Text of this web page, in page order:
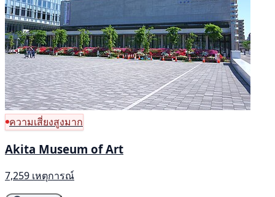
ความเสี่ยงสูงมาก
Akita Museum of Art
7,259 เหตุการณ์